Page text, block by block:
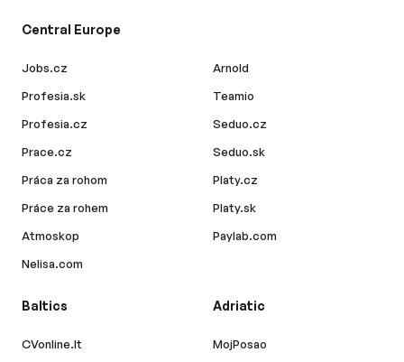
Central Europe
Jobs.cz
Profesia.sk
Profesia.cz
Prace.cz
Práca za rohom
Práce za rohem
Atmoskop
Nelisa.com
Arnold
Teamio
Seduo.cz
Seduo.sk
Platy.cz
Platy.sk
Paylab.com
Baltics
CVonline.lt
Adriatic
MojPosao